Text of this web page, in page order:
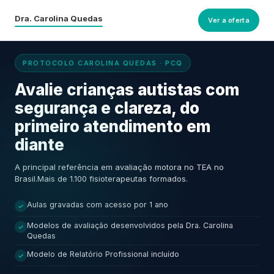
Dra. Carolina Quedas Ver a oferta
PROTOCOLO CAROLINA QUEDAS · PCQ
Avalie crianças autistas com
segurança e clareza, do
primeiro atendimento em
diante
A principal referência em avaliação motora no TEA no
Brasil.Mais de 1.100 fisioterapeutas formados.
Aulas gravadas com acesso por 1 ano
Modelos de avaliação desenvolvidos pela Dra. Carolina
Quedas
Modelo de Relatório Profissional incluído